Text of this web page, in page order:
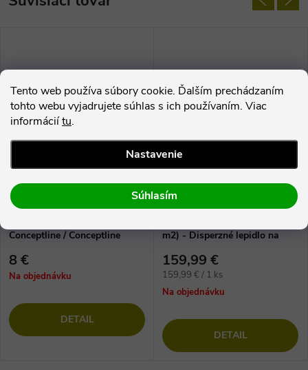
Tento web používa súbory cookie. Ďalším prechádzaním
tohto webu vyjadrujete súhlas s ich používaním. Viac
informáciítu.
Nastavenie
Súhlasím
Conceptline / Conceptline
8 €
Na objednávku
DETAIL
180 €
–11 %
m2) - Disperzné lepidlo na
159,99 €
Jednotková
cena:
159,99 € / 1 ks
Na objednávku
DETAIL